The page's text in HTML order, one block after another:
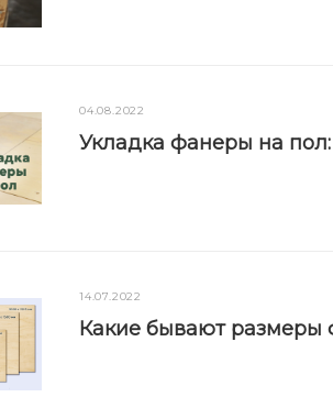
04.08.2022
Укладка фанеры на
14.07.2022
Какие бывают размеры